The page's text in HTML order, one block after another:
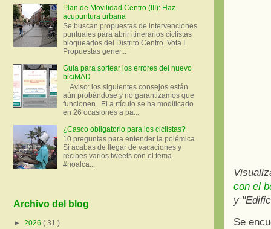
con el
y
Se
Plan de Movilidad Centro (III): Haz
acupuntura urbana
Se buscan propuestas de intervenciones
puntuales para abrir itinerarios ciclistas
bloqueados del Distrito Centro. Vota I.
Propuestas gener...
Guía para sortear los errores del nuevo
biciMAD
Aviso: los siguientes consejos están
aún probándose y no garantizamos que
funcionen. El a rtículo se ha modificado
en 26 ocasiones a pa...
¿Casco obligatorio para los ciclistas?
10 preguntas para entender la polémica
Si acabas de llegar de vacaciones y
recibes varios tweets con el tema
#noalca...
Archivo del blog
► 2026 ( 31 )